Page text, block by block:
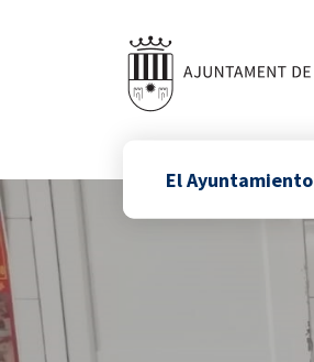
El Ayuntamiento